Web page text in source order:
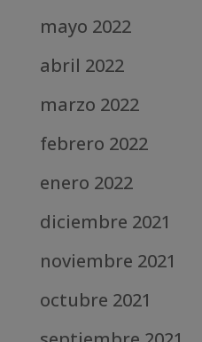
mayo 2022
abril 2022
marzo 2022
febrero 2022
enero 2022
diciembre 2021
noviembre 2021
octubre 2021